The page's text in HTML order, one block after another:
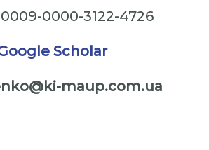
0009-0000-3122-4726
Scholar
maup.com.ua